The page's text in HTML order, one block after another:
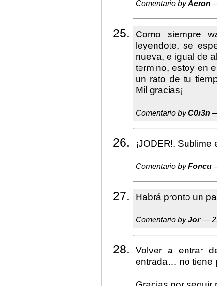
Comentario byAeron
Como siempre
leyendote, se
nueva, e igual de
termino, estoy en
un rato de tu
Mil gracias¡
Comentario byC0r3n
¡JODER!. Sublime
Comentario byFoncu
Habrá pronto un
Comentario byJor—
Volver a entrar
entrada… no tiene